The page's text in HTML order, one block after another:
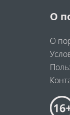
О
О